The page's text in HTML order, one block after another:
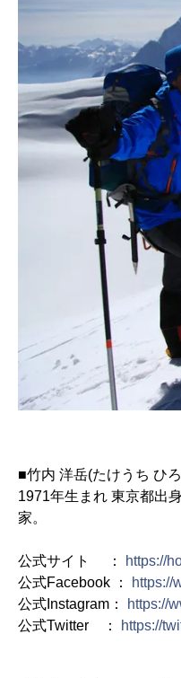
■竹内 洋岳(たけうち ひ
1971年生まれ 東京都出
家。
公式サイト ：
https://
公式Facebook ：
https://
公式Instagram：
https://
公式Twitter ：
https://